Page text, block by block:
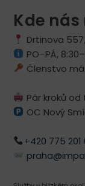
Kde nás
Drtinova
PO–PÁ,
Členstvo
Pár kroků
OC Nový
+420 775 201